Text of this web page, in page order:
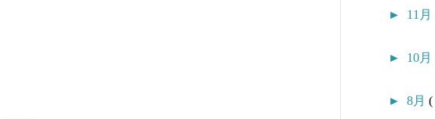
► 11月
► 10月
► 8月 (